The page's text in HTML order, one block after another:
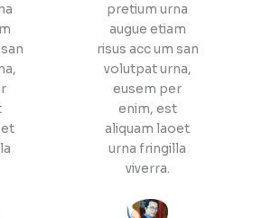
pretium urna
augue etiam
risus acc um san
volutpat urna,
eusem per
enim, est
aliquam laoet
urna fringilla
viverra.